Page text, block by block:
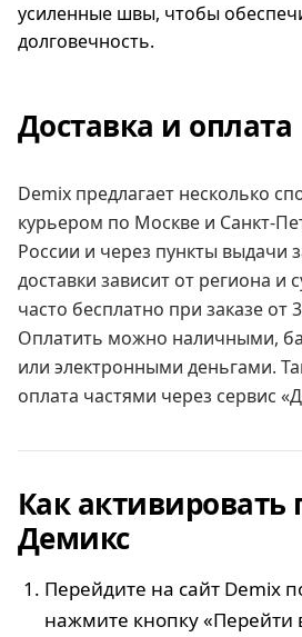
усиленные швы, чтобы
долговечность.
Доставка и оплата
Demix предлагает несколько
курьером по Москве и Санкт-
России и через пункты выдачи
доставки зависит от региона и
часто бесплатно при заказе от
Оплатить можно наличными,
или электронными деньгами.
оплата частями через сервис
Как активировать
Демикс
Перейдите на сайт Demix
нажмите кнопку «Перейти